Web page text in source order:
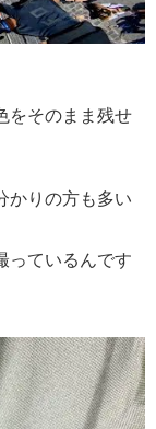
をそのまま残せ
かりの方も多い
っているんです